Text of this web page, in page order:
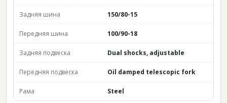
Задняя шина 150/80-15
Передняя шина 100/90-18
Задняя подвеска Dual shocks, adjustable
Передняя подвеска Oil damped telescopic fork
Рама Steel